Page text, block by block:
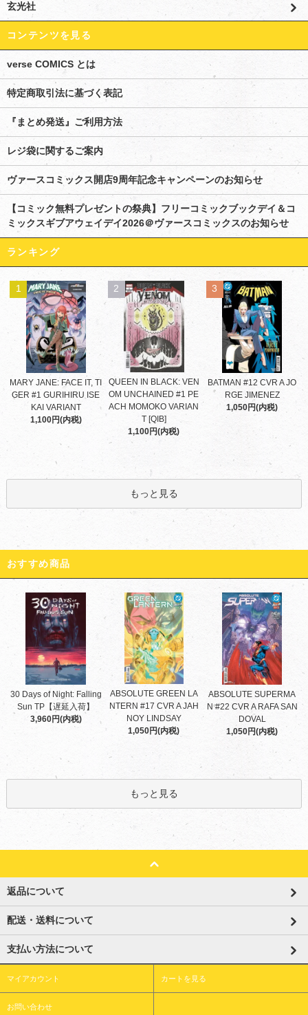
玄光社
コンテンツを見る
verse COMICS とは
特定商取引法に基づく表記
『まとめ発送』ご利用方法
レジ袋に関するご案内
ヴァースコミックス開店9周年記念キャンペーンのお知らせ
【コミック無料プレゼントの祭典】フリーコミックブックデイ＆コ
ミックスギブアウェイデイ2026＠ヴァースコミックスのお知らせ
ランキング
1
MARY JANE: FACE IT, TI
GER #1 GURIHIRU ISE
KAI VARIANT
1,100円(内税)
2
QUEEN IN BLACK: VEN
OM UNCHAINED #1 PE
ACH MOMOKO VARIAN
T [QIB]
1,100円(内税)
3
BATMAN #12 CVR A JO
RGE JIMENEZ
1,050円(内税)
もっと見る
おすすめ商品
30 Days of Night: Falling
Sun TP【遅延入荷】
3,960円(内税)
ABSOLUTE GREEN LA
NTERN #17 CVR A JAH
NOY LINDSAY
1,050円(内税)
ABSOLUTE SUPERMA
N #22 CVR A RAFA SAN
DOVAL
1,050円(内税)
もっと見る
返品について
配送・送料について
支払い方法について
マイアカウント カートを見る
お問い合わせ